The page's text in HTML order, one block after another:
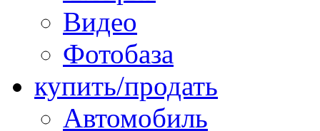
Видео
Фотобаза
купить/продать
Автомобиль